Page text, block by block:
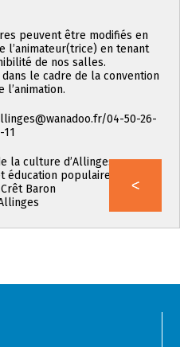
peuvent être modifiés en
l’animateur(trice) en tenant
de nos salles.
le cadre de la convention
l’animation.
04-50-26-
11
la culture d’Allinges,
éducation populaire
Baron